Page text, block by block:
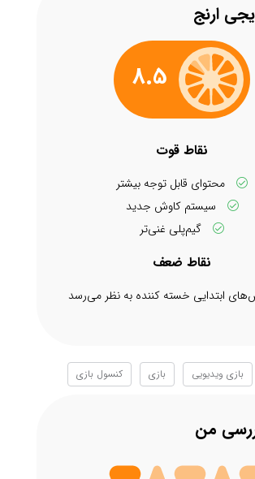
ارنج
8.5
نقاط قوت
محتوای قابل توجه بیشتر
سیستم کاوش جدید
گیم‌پلی غنی‌تر
نقاط ضعف
ابتدایی خسته کننده به نظر می‌رسد
بازی ویدیویی بازی کنسول بازی
من